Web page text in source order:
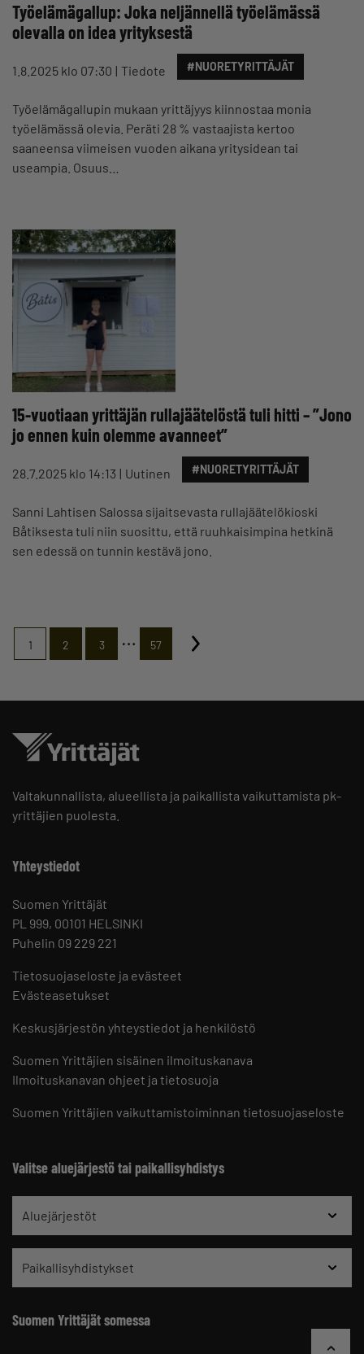
Työelämägallup: Joka neljännellä työelämässä
olevalla on idea yrityksestä
1.8.2025 klo 07:30 Tiedote #NUORETYRITTÄJÄT
Työelämägallupin mukaan yrittäjyys kiinnostaa monia
työelämässä olevia. Peräti 28 % vastaajista kertoo
saaneensa viimeisen vuoden aikana yritysidean tai
useampia. Osuus…
15-vuotiaan yrittäjän rullajäätelöstä tuli hitti – ”Jono
jo ennen kuin olemme avanneet”
28.7.2025 klo 14:13 Uutinen #NUORETYRITTÄJÄT
Sanni Lahtisen Salossa sijaitsevasta rullajäätelökioski
Båtiksesta tuli niin suosittu, että ruuhkaisimpina hetkinä
sen edessä on tunnin kestävä jono.
1 2 3 … 57
Valtakunnallista, alueellista ja paikallista vaikuttamista pk-
yrittäjien puolesta.
Yhteystiedot
Suomen Yrittäjät
PL 999, 00101 HELSINKI
Puhelin 09 229 221
Tietosuojaseloste ja evästeet
Evästeasetukset
Keskusjärjestön yhteystiedot ja henkilöstö
Suomen Yrittäjien sisäinen ilmoituskanava
Ilmoituskanavan ohjeet ja tietosuoja
Suomen Yrittäjien vaikuttamistoiminnan tietosuojaseloste
Valitse aluejärjestö tai paikallisyhdistys
Aluejärjestöt
Paikallisyhdistykset
Suomen Yrittäjät somessa